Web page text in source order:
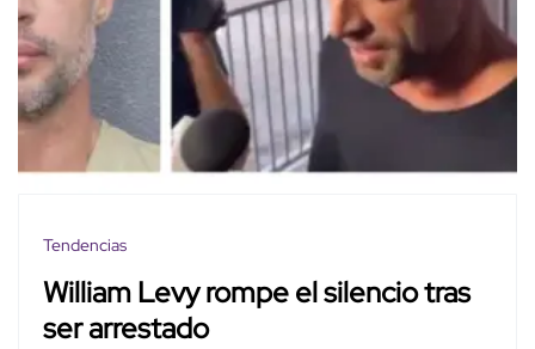
Tendencias
William Levy rompe el silencio tras
ser arrestado